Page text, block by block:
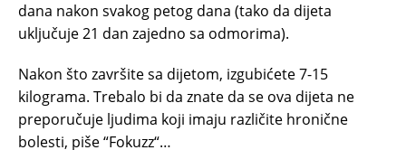
dana nakon svakog petog dana (tako da dijeta
uključuje 21 dan zajedno sa odmorima).
Nakon što završite sa dijetom, izgubićete 7-15
kilograma. Trebalo bi da znate da se ova dijeta ne
preporučuje ljudima koji imaju različite hronične
bolesti, piše “Fokuzz“…